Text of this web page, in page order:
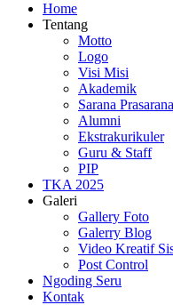
Home
Tentang
Motto
Logo
Visi Misi
Akademik
Sarana Prasarana
Alumni
Ekstrakurikuler
Guru & Staff
PIP
TKA 2025
Galeri
Gallery Foto
Galerry Blog
Video Kreatif
Post Control
Ngoding Seru
Kontak